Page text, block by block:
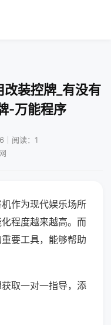
装控牌_有没有
-万能程序
阅读：1
机作为现代娱乐场所
程度越来越高。而
要工具，能够帮助
取一对一指导，添